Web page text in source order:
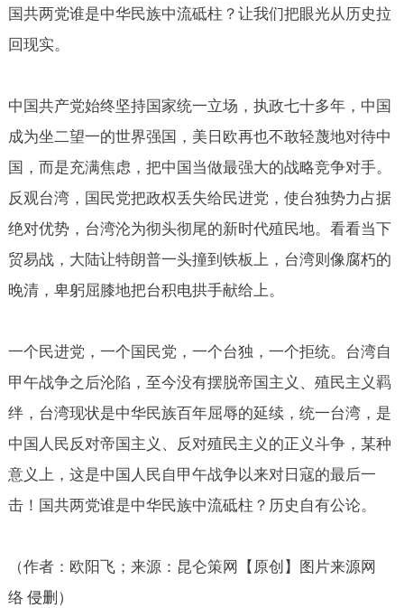
国共两党谁是中华民族中流砥柱？让我们把眼光从历史拉
回现实。
中国共产党始终坚持国家统一立场，执政七十多年，中国
成为坐二望一的世界强国，美日欧再也不敢轻蔑地对待中
国，而是充满焦虑，把中国当做最强大的战略竞争对手。
反观台湾，国民党把政权丢失给民进党，使台独势力占据
绝对优势，台湾沦为彻头彻尾的新时代殖民地。看看当下
贸易战，大陆让特朗普一头撞到铁板上，台湾则像腐朽的
晚清，卑躬屈膝地把台积电拱手献给上。
一个民进党，一个国民党，一个台独，一个拒统。台湾自
甲午战争之后沦陷，至今没有摆脱帝国主义、殖民主义羁
绊，台湾现状是中华民族百年屈辱的延续，统一台湾，是
中国人民反对帝国主义、反对殖民主义的正义斗争，某种
意义上，这是中国人民自甲午战争以来对日寇的最后一
击！国共两党谁是中华民族中流砥柱？历史自有公论。
（作者：欧阳飞；来源：昆仑策网【原创】图片来源网
络 侵删）